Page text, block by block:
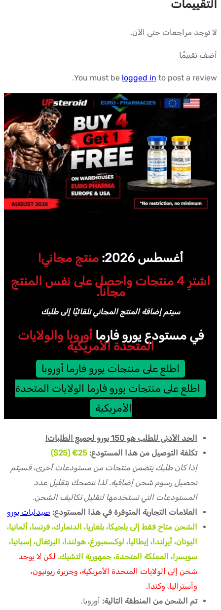
التقييمات
لا توجد مراجعات حتى الآن.
أضف تقييمًا
You must be logged in to post a review.
أغسطس 2026:
منتج مجاني!
اشترِ 4 منتجات واحصل على نفس المنتج
مجاناً.
سيتم إضافة المنتج المجاني تلقائيًا إلى طلبك
في مستودع يورو فارماأوروبا والولايات
المتحدة الأمريكية
اطلع على منتجات يورو فارما أوروبا
اطلع على منتجات يورو فارما الولايات المتحدة
الأمريكية
الحد الأدنى للطلب هو 150 يورو لجميع الطلبات!
تكلفة التوصيل من هذا المستودع: 25€ (25$)
إذا كان طلبك يتضمن منتجات من مستودعات أخرى، فسيتم
تحصيل رسوم شحن إضافية. لذا ننصحك بتقليل عدد
المستودعات التي تستخدمها لتقليل تكاليف الشحن.
العلامات التجارية المتوفرة في هذا المستودع: صيدليات يورو
الشحن متاح فقط إلى بلجيكا، بلغاريا، الدنمارك، فرنسا، ألمانيا،
اليونان، أيرلندا، إيطاليا، لوكسمبورغ، هولندا، البرتغال، إسبانيا،
سويسرا، المملكة المتحدة، جمهورية التشيك. لكن لا يوجد
شحن إلى الولايات المتحدة الأمريكية، وجزيرة ريونيون،
وأستراليا، وكندا.
تم الشحن من المنطقة التالية: أوروبا.